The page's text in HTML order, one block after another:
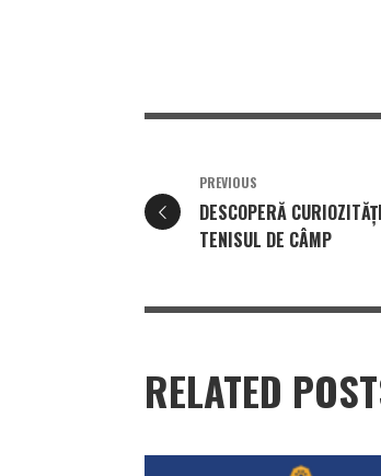
PREVIOUS
DESCOPERĂ
TENISUL DE CÂMP
RELATED